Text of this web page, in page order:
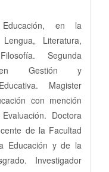
en la
Literatura,
Segunda
en Gestión y
Magister
con mención
Doctora
de la Facultad
Educación y de la
Investigador